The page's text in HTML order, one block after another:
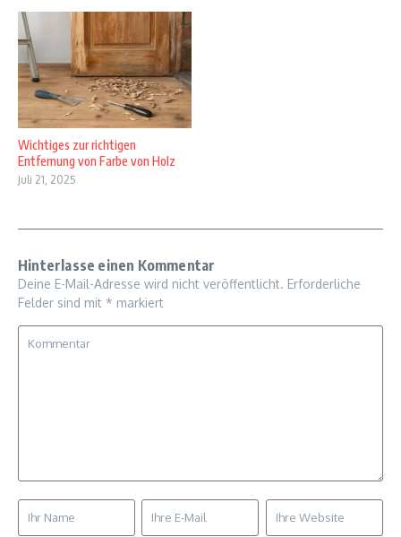
Wichtiges zur richtigen
Entfernung von Farbe von Holz
Juli 21, 2025
Hinterlasse einen Kommentar
Deine E-Mail-Adresse wird nicht veröffentlicht. Erforderliche
Felder sind mit * markiert